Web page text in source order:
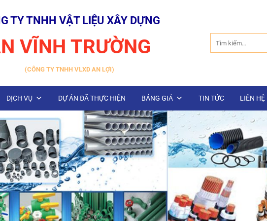
TY TNHH VẬT LIỆU XÂY DỰNG
VĨNH TRƯỜNG
(CÔNG TY TNHH VLXD AN LỢI)
kiếm:
DỊCH VỤ DỰ ÁN ĐÃ THỰC HIỆN BẢNG GIÁ TIN TỨC LIÊN HỆ